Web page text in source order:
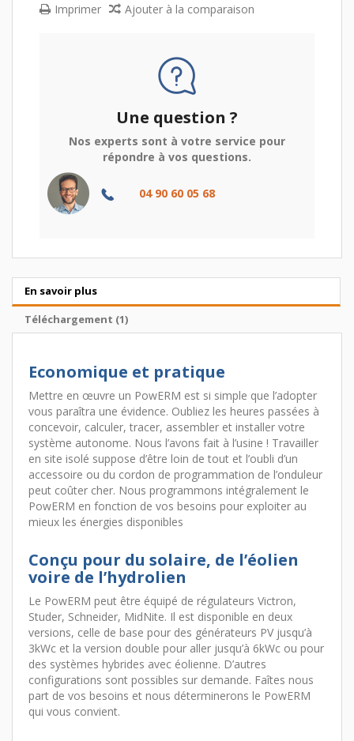
Imprimer Ajouter à la comparaison
Une question ?
Nos experts sont à votre service pour
répondre à vos questions.
04 90 60 05 68
En savoir plus
Téléchargement (1)
Economique et pratique
Mettre en œuvre un PowERM est si simple que l’adopter
vous paraîtra une évidence. Oubliez les heures passées à
concevoir, calculer, tracer, assembler et installer votre
système autonome. Nous l’avons fait à l’usine ! Travailler
en site isolé suppose d’être loin de tout et l’oubli d’un
accessoire ou du cordon de programmation de l’onduleur
peut coûter cher. Nous programmons intégralement le
PowERM en fonction de vos besoins pour exploiter au
mieux les énergies disponibles
Conçu pour du solaire, de l’éolien
voire de l’hydrolien
Le PowERM peut être équipé de régulateurs Victron,
Studer, Schneider, MidNite. Il est disponible en deux
versions, celle de base pour des générateurs PV jusqu’à
3kWc et la version double pour aller jusqu’à 6kWc ou pour
des systèmes hybrides avec éolienne. D’autres
configurations sont possibles sur demande. Faîtes nous
part de vos besoins et nous déterminerons le PowERM
qui vous convient.